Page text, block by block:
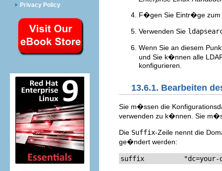
Privacy Policy
F�gen Sie Eintr�ge zum
Verwenden Sie
Wenn Sie an diesem
und Sie k�nnen alle
konfigurieren.
13.6.1. Bearbeiten
Sie m�ssen die
verwenden zu k�nnen. Sie
Die Suffix-Zeile nennt die
ge�ndert werden:
suffix          "dc=your-